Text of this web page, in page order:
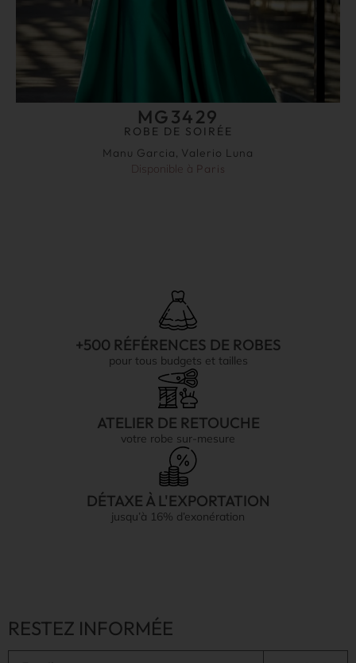
MG3429
ROBE DE SOIRÉE
Manu Garcia, Valerio Luna
Disponible à Paris
+500 RÉFÉRENCES DE ROBES
pour tous budgets et tailles
ATELIER DE RETOUCHE
votre robe sur-mesure
DÉTAXE À L'EXPORTATION
jusqu’à 16% d’exonération
RESTEZ INFORMÉE